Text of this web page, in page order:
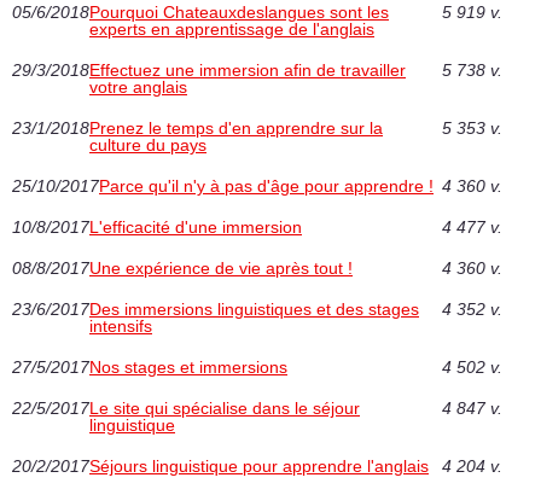
05/6/2018Pourquoi Chateauxdeslangues sont les
experts en apprentissage de l'anglais
5 919 v.
29/3/2018Effectuez une immersion afin de travailler
votre anglais
5 738 v.
23/1/2018Prenez le temps d'en apprendre sur la
culture du pays
5 353 v.
25/10/2017Parce qu'il n'y à pas d'âge pour apprendre ! 4 360 v.
10/8/2017L'efficacité d'une immersion 4 477 v.
08/8/2017Une expérience de vie après tout ! 4 360 v.
23/6/2017Des immersions linguistiques et des stages
intensifs
4 352 v.
27/5/2017Nos stages et immersions 4 502 v.
22/5/2017Le site qui spécialise dans le séjour
linguistique
4 847 v.
20/2/2017Séjours linguistique pour apprendre l'anglais 4 204 v.